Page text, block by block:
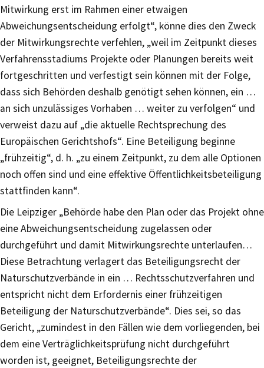
Mitwirkung erst im Rahmen einer etwaigen
Abweichungsentscheidung erfolgt“, könne dies den Zweck
der Mitwirkungsrechte verfehlen, „weil im Zeitpunkt dieses
Verfahrensstadiums Projekte oder Planungen bereits weit
fortgeschritten und verfestigt sein können mit der Folge,
dass sich Behörden deshalb genötigt sehen können, ein …
an sich unzulässiges Vorhaben … weiter zu verfolgen“ und
verweist dazu auf „die aktuelle Rechtsprechung des
Europäischen Gerichtshofs“. Eine Beteiligung beginne
„frühzeitig“, d. h. „zu einem Zeitpunkt, zu dem alle Optionen
noch offen sind und eine effektive Öffentlichkeitsbeteiligung
stattfinden kann“.
Die Leipziger „Behörde habe den Plan oder das Projekt ohne
eine Abweichungsentscheidung zugelassen oder
durchgeführt und damit Mitwirkungsrechte unterlaufen…
Diese Betrachtung verlagert das Beteiligungsrecht der
Naturschutzverbände in ein … Rechtsschutzverfahren und
entspricht nicht dem Erfordernis einer frühzeitigen
Beteiligung der Naturschutzverbände“. Dies sei, so das
Gericht, „zumindest in den Fällen wie dem vorliegenden, bei
dem eine Verträglichkeitsprüfung nicht durchgeführt
worden ist, geeignet, Beteiligungsrechte der